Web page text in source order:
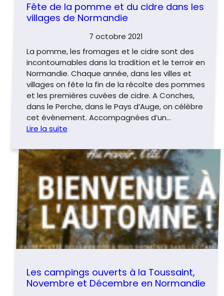
Fête de la pomme et du cidre dans les
villages de Normandie
7 octobre 2021
La pomme, les fromages et le cidre sont des
incontournables dans la tradition et le terroir en
Normandie. Chaque année, dans les villes et
villages on fête la fin de la récolte des pommes
et les premières cuvées de cidre. A Conches,
dans le Perche, dans le Pays d’Auge, on célèbre
cet évènement. Accompagnées d’un…
Lire la suite
Les campings ouverts à la Toussaint,
Novembre et Décembre en Normandie